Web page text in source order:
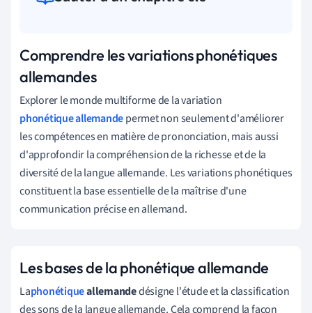
Comprendre les variations phonétiques
allemandes
Explorer le monde multiforme de la variation
phonétique allemandepermet non seulement d'améliorer
les compétences en matière de prononciation, mais aussi
d'approfondir la compréhension de la richesse et de la
diversité de la langue allemande. Les variations phonétiques
constituent la base essentielle de la maîtrise d'une
communication précise en allemand.
Les bases de la phonétique allemande
Laphonétiqueallemandedésigne l'étude et la classification
des sons de la langue allemande. Cela comprend la façon